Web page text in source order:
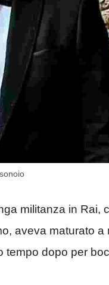
militanza in Rai,
aveva maturato a
tempo dopo per